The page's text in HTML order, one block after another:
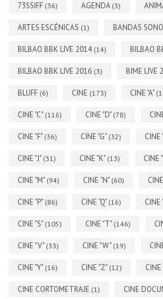
73SSIFF (36) AGENDA (3)
ARTES ESCÉNICAS (1) BANDAS
BILBAO BBK LIVE 2014 (14) BILBAO
BILBAO BBK LIVE 2016 (3) BIME LIVE
BLUFF (6) CINE (173) CINE "A"
CINE "C" (116) CINE "D" (78)
CINE "F" (36) CINE "G" (32) CINE
CINE "J" (31) CINE "K" (13) CINE
CINE "M" (94) CINE "N" (60)
CINE "P" (86) CINE "Q" (16) CINE
CINE "S" (105) CINE "T" (146)
CINE "V" (33) CINE "W" (19)
CINE "Y" (16) CINE "Z" (12)
CINE CORTOMETRAJE (1) CINE